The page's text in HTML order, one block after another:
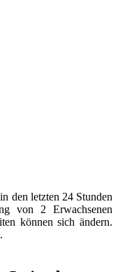
den letzten 24 Stunden
von 2 Erwachsenen
können sich ändern.